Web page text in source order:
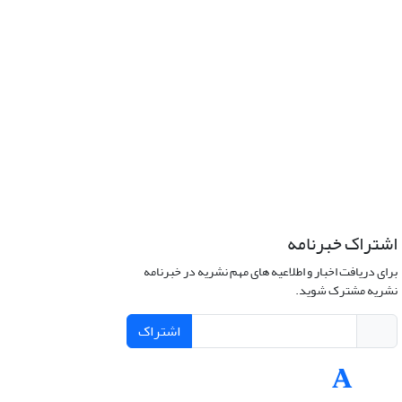
اشتراک خبرنامه
برای دریافت اخبار و اطلاعیه های مهم نشریه در خبرنامه
نشریه مشترک شوید.
اشتراک